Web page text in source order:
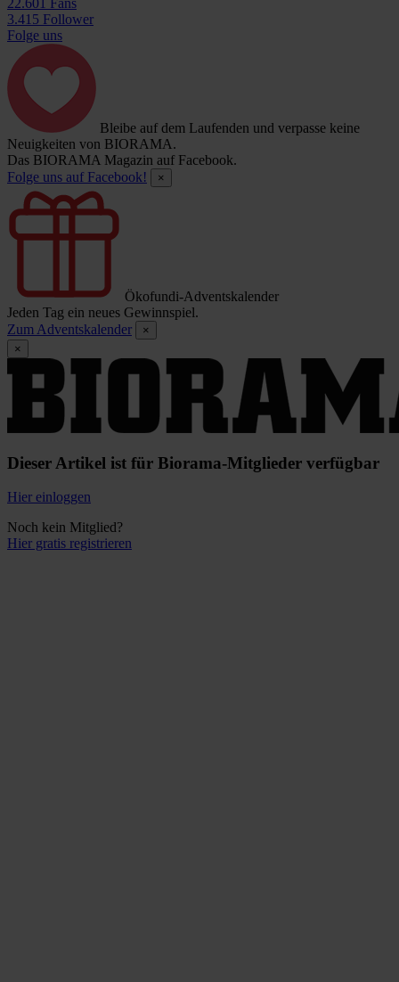
22.601 Fans
3.415 Follower
Folge uns
Bleibe auf dem Laufenden und verpasse keine
Neuigkeiten von BIORAMA.
Das BIORAMA Magazin auf Facebook.
Folge uns auf Facebook!
×
Ökofundi-Adventskalender
Jeden Tag ein neues Gewinnspiel.
Zum Adventskalender
×
×
Dieser Artikel ist für Biorama-Mitglieder verfügbar
Hier einloggen
Noch kein Mitglied?
Hier gratis registrieren